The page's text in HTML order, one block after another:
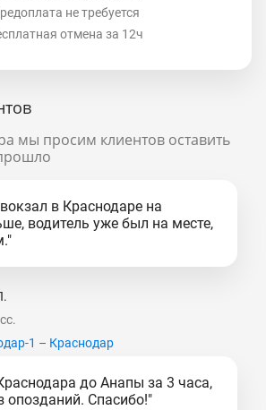
не требуется
отмена за 12ч
мы просим клиентов оставить
в Краснодаре на
водитель уже был на месте,
1 – Краснодар
до Анапы за 3 часа,
опозданий. Спасибо!"